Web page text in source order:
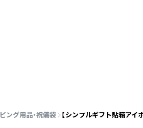
ング用品・祝儀袋 【シンプルギフト貼箱アイ